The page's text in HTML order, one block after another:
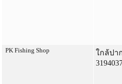
PK Fishing Shop
ใกล้ปา